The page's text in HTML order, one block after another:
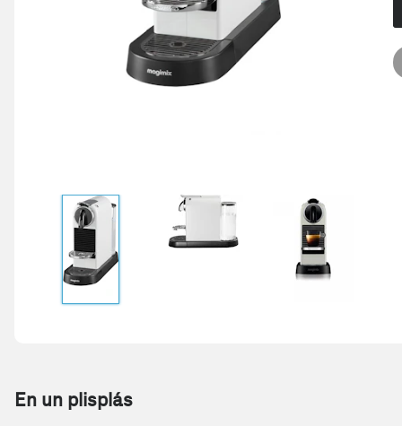
En un plisplás